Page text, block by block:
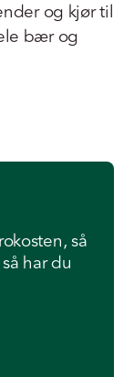
og kjør til
bær og
så
har du